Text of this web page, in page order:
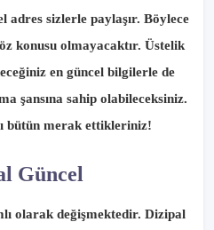
adres sizlerle paylaşır. Böylece
konusu olmayacaktır. Üstelik
en güncel bilgilerle de
şansına sahip olabileceksiniz.
bütün merak ettikleriniz!
Güncel
olarak değişmektedir. Dizipal